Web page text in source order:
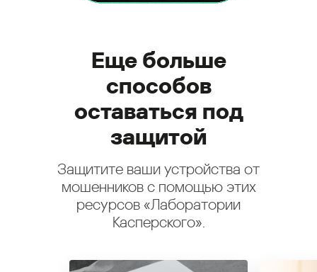
Еще больше
способов
оставаться под
защитой
Защитите ваши устройства от
мошенников с помощью этих
ресурсов «Лаборатории
Касперского».